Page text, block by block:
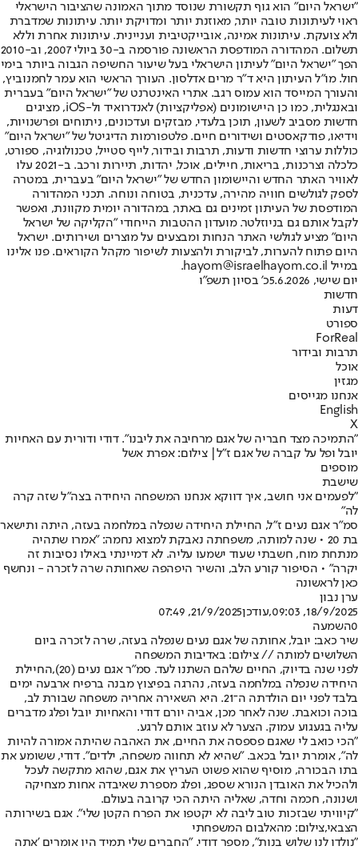
"ישראל היום" הוא גוף תקשורת שנוסד מתוך האמונה שהציבור הישראלי
ראוי לעיתונות טובה יותר, מאוזנת יותר ומדויקת יותר. עיתונות שמדברת
ולא צועקת. עיתונות אמינה, אובייקטיבית ועניינית. עיתונות אחרת וללא
תשלום. המהדורה המודפסת הראשונה פורסמה ב-30 ביולי 2007, וב-2010
הפך "ישראל היום" לעיתון הישראלי בעל שיעור החשיפה הגבוה ביותר בימי
חול. מו"ל העיתון היא ד"ר מרים אדלסון. העורך הראשי הוא עמר לחמנוביץ,
והעורך המייסד הוא עמוס רגב. אתרי האינטרנט של "ישראל היום" בעברית
ובאנגלית, כמו כן היישומונים (אפליקציות) לאנדרואיד ול-iOS, מציגים
חדשות מסביב לשעון, תוכן בלעדי, מבזקים ועדכונים, ניתוחים ופרשנויות,
וידיאו, פודקאסטים ושידורים חיים. פלטפורמות הדיגיטל של "ישראל היום"
כוללות ערוצי חדשות ודעות, תרבות ובידור, לייף סטייל, טכנולוגיה, ספורט,
כלכלה וצרכנות, בריאות, חיילים, אוכל, יהדות, תיירות ורכב. ב-2021 עלו
לאוויר האתר החדש והיישומון החדש של "ישראל היום" בעברית, במטרה
לספק לגולשים חוויה מהירה, עדכנית, בטוחה ונוחה. תכני המהדורה
המודפסת של העיתון זמינים גם באתר, במהדורה יומית מקוונת, ואפשר
לקבל אותם גם בניוזלטר. מועדון ההטבות הייחודי "הקליקה של ישראל
היום" מציע לגולשי האתר הנחות ומבצעים על מוצרים ושירותים. ישראל
היום פתוח להערות, לביקורת ולהצעות לשיפור מקהל הקוראים. פנו אלינו
במייל hayom@israelhayom.co.il.
יום שישי, 5.6.2026
כ' בסיון תשפ"ו
חדשות
דעות
ספורט
ForReal
תרבות ובידור
אוכל
מגזין
אנחנו מגייסים
English
X
"התמיכה מצד חבריה של אגם מרחיבה את ליבנו". דודי ודורית עם האחיות
יובל ופל על קברה של אגם ז"ל| צילום: אפרת אשל
מוספים
שישבת
"לפעמים אני חושב, איך דווקא אנחנו המשפחה היחידה בצה"ל שזה קרה
לה"
סמ"ר אגם נעים ז"ל, החיילת היחידה שנפלה במלחמה בעזה, היתה ותישאר
בת 20 • שנה למותה, משפחתה נאבקת למצוא נחמה: "אמרו שתהיה
מנתחת מוח, חשבתי שעוד ישמעו עליה. לא דמיינתי באילו נסיבות זה
יקרה" • הסיפור קורע הלב, והשיר היפהפה שאחותה שרה לזכרה - ונחשף
כאן לראשונה
ערן נבון
18/9/2025, 09:03
,עודכן21/9/2025, 07:49
0השמעה
שיר כאב: יובל, אחותה של אגם נעים שנפלה בעזה, שרה לזכרה ביום
השלושים למותה // צילום: באדיבות המשפחה
לפני שנה בדיוק, החיים שלהם השתנו לעד. סמ"ר אגם נעים (20),
החיילת
היחידה שנפלה במלחמה בעזה, נהרגה בפיצוץ מבנה ברפיח ארבעה ימים
בלבד לפני יום הולדתה ה־21. היא השאירה אחריה משפחה שבורת לב,
בוכה וכואבת. שנה לאחר מכן, אביה יורם דודי והאחיות יובל ופלג מדברים
עליה בגעגוע עמוק. הצער לא עוזב אותם לרגע.
"הכי כואב לי שאגם פספסה את החיים, את האהבה שהיתה אמורה להיות
לה", אומרת יובל בכאב. "שהיא לא תחווה משפחה, ילדים". דודי, ששומע את
בתו הבכורה, מוסיף שהוא פשוט העריץ את אגם, שהוא מתקשה לעכל
ולהכיל את האובדן הנורא שספג, ופלג מספרת שאיבדה אחות מצחיקה
ושנונה, חכמה וחדה, שאליה היתה הכי קרובה בעולם.
"קיוויתי שבזכות טוב ליבה לא יקטפו את הפרח הקטן שלי". אגם בשירותה
הצבאי,צילום: מהאלבום המשפחתי
"נולדו לנו שלוש בנות", מספר דודי. "החברים שלי תמיד היו אומרים 'אתה